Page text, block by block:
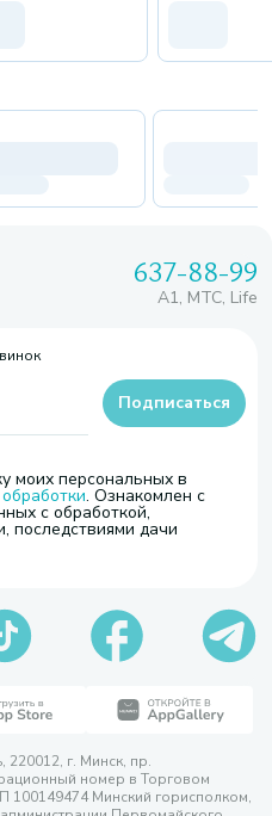
637-88-99
A1, МТС, Life
моих персональных в
. Ознакомлен с
с обработкой,
последствиями дачи
Подписаться
220012, г. Минск, пр.
номер в Торговом
100149474 Минский горисполком,